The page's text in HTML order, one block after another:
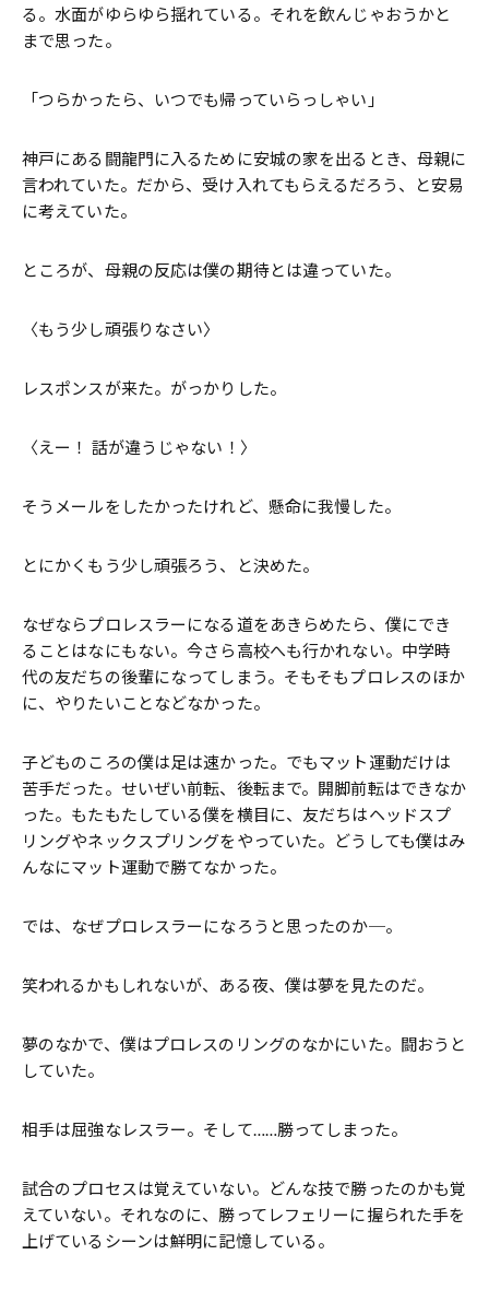
る。水面がゆらゆら揺れている。それを飲んじゃおうかと
まで思った。
「つらかったら、いつでも帰っていらっしゃい」
神戸にある闘龍門に入るために安城の家を出るとき、母親に
言われていた。だから、受け入れてもらえるだろう、と安易
に考えていた。
ところが、母親の反応は僕の期待とは違っていた。
〈もう少し頑張りなさい〉
レスポンスが来た。がっかりした。
〈えー！ 話が違うじゃない！〉
そうメールをしたかったけれど、懸命に我慢した。
とにかくもう少し頑張ろう、と決めた。
なぜならプロレスラーになる道をあきらめたら、僕にでき
ることはなにもない。今さら高校へも行かれない。中学時
代の友だちの後輩になってしまう。そもそもプロレスのほか
に、やりたいことなどなかった。
子どものころの僕は足は速かった。でもマット運動だけは
苦手だった。せいぜい前転、後転まで。開脚前転はできなか
った。もたもたしている僕を横目に、友だちはヘッドスプ
リングやネックスプリングをやっていた。どうしても僕はみ
んなにマット運動で勝てなかった。
では、なぜプロレスラーになろうと思ったのか─。
笑われるかもしれないが、ある夜、僕は夢を見たのだ。
夢のなかで、僕はプロレスのリングのなかにいた。闘おうと
していた。
相手は屈強なレスラー。そして……勝ってしまった。
試合のプロセスは覚えていない。どんな技で勝ったのかも覚
えていない。それなのに、勝ってレフェリーに握られた手を
上げているシーンは鮮明に記憶している。